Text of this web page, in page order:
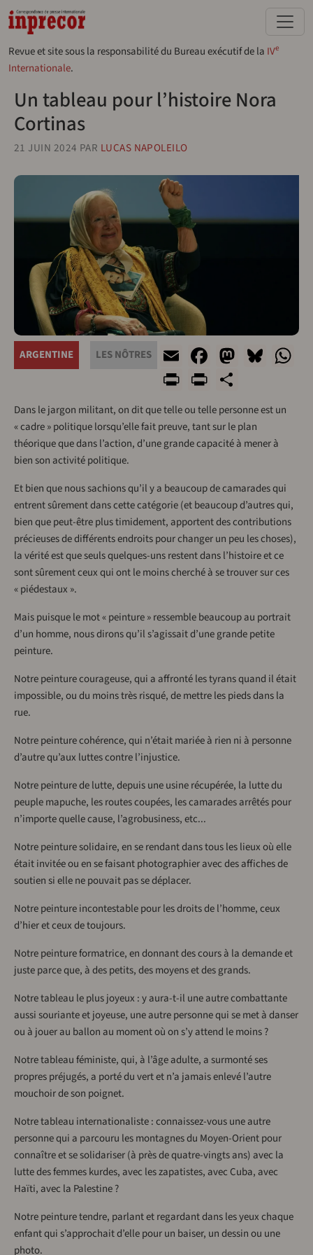
Aller au contenu principal
Revue et site sous la responsabilité du Bureau exécutif de la IVe
Internationale.
Un tableau pour l’histoire Nora
Cortinas
21 JUIN 2024 PAR LUCAS NAPOLEILO
ARGENTINE LES NÔTRES EmailFacebook
Print
Dans le jargon militant, on dit que telle ou telle personne est un
« cadre » politique lorsqu’elle fait preuve, tant sur le plan
théorique que dans l’action, d’une grande capacité à mener à
bien son activité politique.
Et bien que nous sachions qu’il y a beaucoup de camarades qui
entrent sûrement dans cette catégorie (et beaucoup d’autres qui,
bien que peut-être plus timidement, apportent des contributions
précieuses de différents endroits pour changer un peu les choses),
la vérité est que seuls quelques-uns restent dans l’histoire et ce
sont sûrement ceux qui ont le moins cherché à se trouver sur ces
« piédestaux ».
Mais puisque le mot « peinture » ressemble beaucoup au portrait
d’un homme, nous dirons qu’il s’agissait d’une grande petite
peinture.
Notre peinture courageuse, qui a affronté les tyrans quand il était
impossible, ou du moins très risqué, de mettre les pieds dans la
rue.
Notre peinture cohérence, qui n’était mariée à rien ni à personne
d’autre qu’aux luttes contre l’injustice.
Notre peinture de lutte, depuis une usine récupérée, la lutte du
peuple mapuche, les routes coupées, les camarades arrêtés pour
n’importe quelle cause, l’agrobusiness, etc...
Notre peinture solidaire, en se rendant dans tous les lieux où elle
était invitée ou en se faisant photographier avec des affiches de
soutien si elle ne pouvait pas se déplacer.
Notre peinture incontestable pour les droits de l’homme, ceux
d’hier et ceux de toujours.
Notre peinture formatrice, en donnant des cours à la demande et
juste parce que, à des petits, des moyens et des grands.
Notre tableau le plus joyeux : y aura-t-il une autre combattante
aussi souriante et joyeuse, une autre personne qui se met à danser
ou à jouer au ballon au moment où on s’y attend le moins ?
Notre tableau féministe, qui, à l’âge adulte, a surmonté ses
propres préjugés, a porté du vert et n’a jamais enlevé l’autre
mouchoir de son poignet.
Notre tableau internationaliste : connaissez-vous une autre
personne qui a parcouru les montagnes du Moyen-Orient pour
connaître et se solidariser (à près de quatre-vingts ans) avec la
lutte des femmes kurdes, avec les zapatistes, avec Cuba, avec
Haïti, avec la Palestine ?
Notre peinture tendre, parlant et regardant dans les yeux chaque
enfant qui s’approchait d’elle pour un baiser, un dessin ou une
photo.